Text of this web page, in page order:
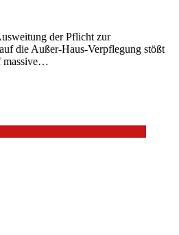
der Pflicht zur
die Außer-Haus-Verpflegung stößt
massive…